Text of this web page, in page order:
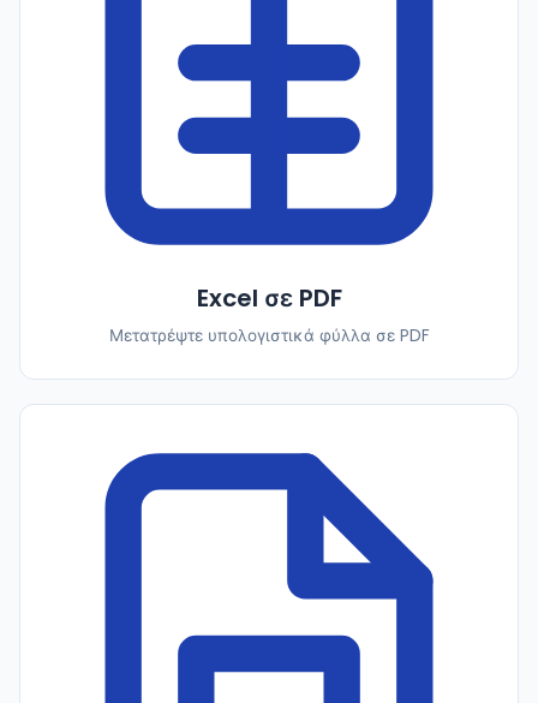
Excel σε PDF
Μετατρέψτε υπολογιστικά φύλλα σε PDF